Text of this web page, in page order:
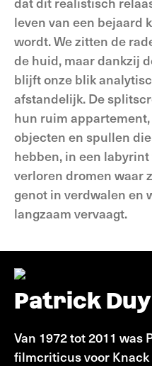
leven van een bejaard
wordt. We zitten de
de huid, maar dankzij
blijft onze blik
afstandelijk. De
hun ruim
objecten en spullen
hebben, in een
verloren dromen waar
genot in verdwalen en
langzaam vervaagt.
Patrick
Van 1972 tot 2011 was
filmcriticus voor Knack